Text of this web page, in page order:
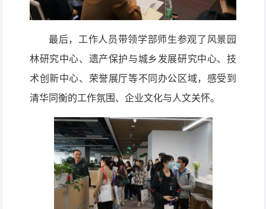
最后，工作人员带领学部师生参观了风景园
林研究中心、遗产保护与城乡发展研究中心、技
术创新中心、荣誉展厅等不同 办公 区域， 感受到
清华同衡的工作氛围 、企业文化与人文关怀。